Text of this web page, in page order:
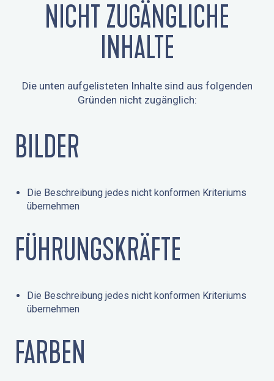
NICHT ZUGÄNGLICHE
INHALTE
Die unten aufgelisteten Inhalte sind aus folgenden
Gründen nicht zugänglich:
BILDER
Die Beschreibung jedes nicht konformen Kriteriums
übernehmen
FÜHRUNGSKRÄFTE
Die Beschreibung jedes nicht konformen Kriteriums
übernehmen
FARBEN